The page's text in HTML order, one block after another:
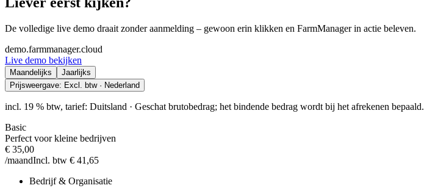
De volledige live demo draait zonder aanmelding – gewoon erin klikken en FarmManager in actie beleven.
demo.farmmanager.cloud
Live demo bekijken
Maandelijks
Jaarlijks
Prijsweergave: Excl. btw · Nederland
incl. 19 % btw, tarief: Duitsland · Geschat brutobedrag; het bindende bedrag wordt bij het afrekenen bepaald.
Basic
Perfect voor kleine bedrijven
€ 35,00
/maandIncl. btw € 41,65
Bedrijf & Organisatie